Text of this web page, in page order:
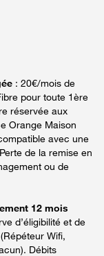
: 20€/mois de
pour toute 1ère
réservée aux
Orange Maison
avec une
de la remise en
ou de
12 mois
d’éligibilité et de
Wifi,
Débits